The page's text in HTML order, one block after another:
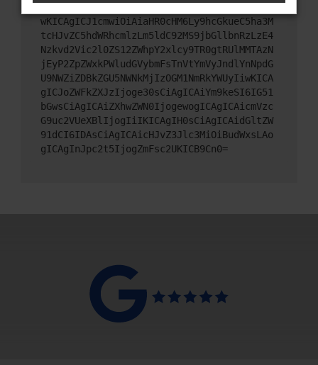
mNvbmZpZyI6IHsKICAgICJtZXRob2QiOiAiR0VUIi
wKICAgICJ1cmwiOiAiaHR0cHM6Ly9hcGkueC5ha3M
tcHJvZC5hdWRhcmlzLm5ldC92MS9jbGllbnRzLzE4
Nzkvd2Vic2l0ZS12ZWhpY2xlcy9TR0gtRUlMMTAzN
jEyP2ZpZWxkPWludGVybmFsTnVtYmVyJndlYnNpdG
U9NWZiZDBkZGU5NWNkMjIzOGM1NmRkYWUyIiwKICA
gICJoZWFkZXJzIjoge30sCiAgICAiYm9keSI6IG51
bGwsCiAgICAiZXhwZWN0IjogewogICAgICAicmVzc
G9uc2VUeXBlIjogIiIKICAgIH0sCiAgICAidGltZW
91dCI6IDAsCiAgICAicHJvZ3Jlc3MiOiBudWxsLAo
gICAgInJpc2t5IjogZmFsc2UKICB9Cn0=